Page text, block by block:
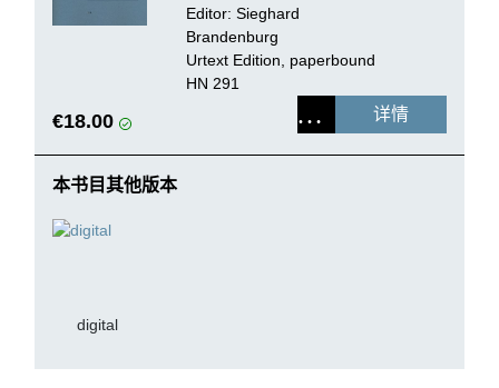
for Piano and
Violin
Editor: Sieghard
Brandenburg
Urtext Edition, paperbound
HN 291
€18.00 详情
本书目其他版本
digital